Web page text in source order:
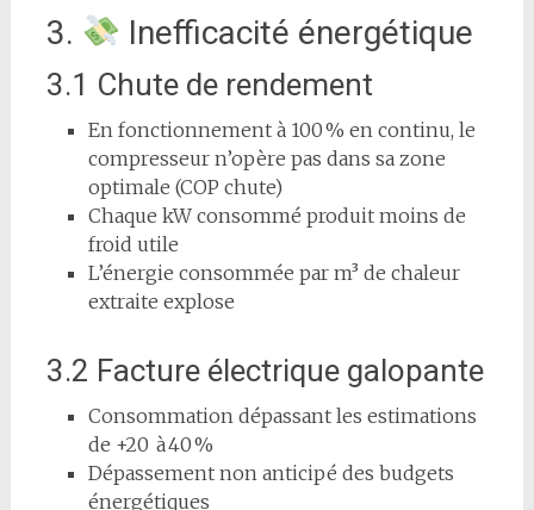
3. Inefficacité énergétique
3.1 Chute de rendement
En fonctionnement à 100 % en continu, le
compresseur n’opère pas dans sa zone
optimale (COP chute)
Chaque kW consommé produit moins de
froid utile
L’énergie consommée par m³ de chaleur
extraite explose
3.2 Facture électrique galopante
Consommation dépassant les estimations
de +20 à 40 %
Dépassement non anticipé des budgets
énergétiques